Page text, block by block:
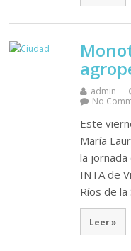
admin
No
Este
María
la
INTA de
Ríos de
Leer »